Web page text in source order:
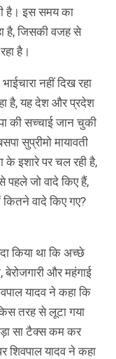
है। इस समय का
है, जिसकी वजह से
है।
नहीं दिख रहा
है, यह देश और प्रदेश
की सच्चाई जान चुकी
सुप्रीमो मायावती
के इशारे पर चल रही है,
पहले जो वादे किए हैं,
वादे किए गए?
किया था कि अच्छे
और महंगाई
यादव ने कहा कि
तरह से लूटा गया
सा टैक्स कम कर
शिवपाल यादव ने कहा